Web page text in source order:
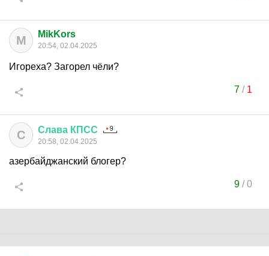
M MikKors
20:54, 02.04.2025
Игореха? Загорел чёли?
7/ 1
С Слава КПСС
20:58, 02.04.2025
азербайджанский блогер?
9/0